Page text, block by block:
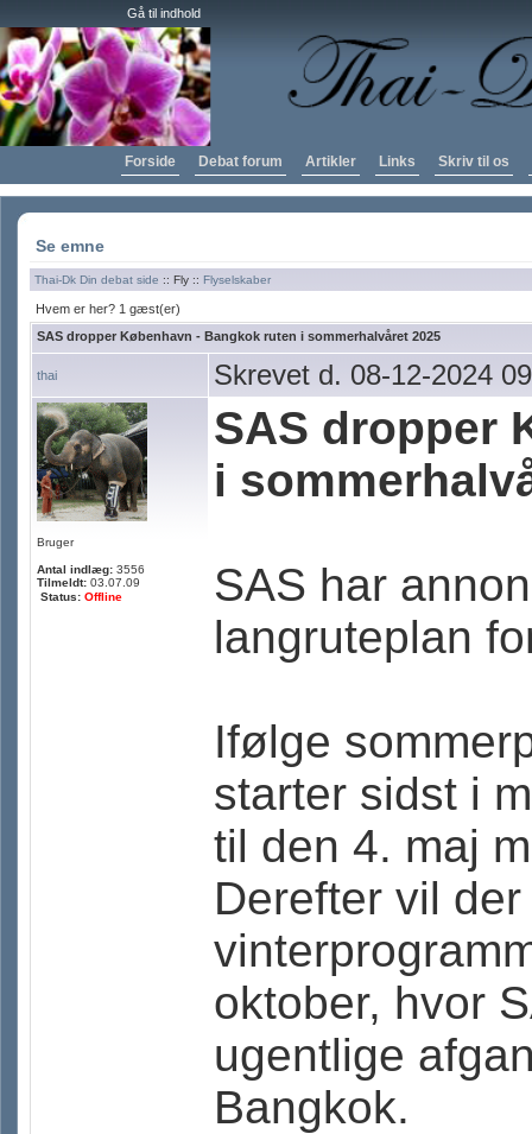
Gå til indhold
Forside Debat forum Artikler Links Skriv til os
Se emne
Thai-Dk Din debat side :: Fly :: Flyselskaber
Hvem er her? 1 gæst(er)
SAS dropper København - Bangkok ruten i sommerhalvåret 2025
thai Skrevet d. 08-12-2024
Bruger
Antal indlæg: 3556
Tilmeldt: 03.07.09
Status: Offline
SAS dropper
i
SAS har
langruteplan
Ifølge
starter sidst i
til den 4. maj
Derefter vil
oktober, hvor
ugentlige
Bangkok.